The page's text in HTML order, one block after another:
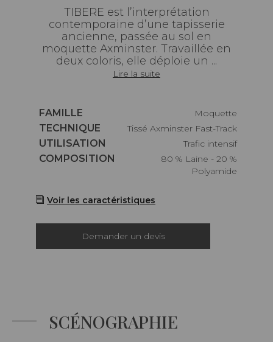
TIBERE est l’interprétation
contemporaine d’une tapisserie
ancienne, passée au sol en
moquette Axminster. Travaillée en
deux coloris, elle déploie un ...
Lire la suite
Caractéristiques
FAMILLE
Moquette
Caractéristiques
TECHNIQUE
Tissé Axminster Fast-Track
Caractéristiques
UTILISATION
Trafic intensif
Caractéristiques
COMPOSITION
80 % Laine - 20 %
Polyamide
Voir les caractéristiques
Demander un devis
SCÉNOGRAPHIE